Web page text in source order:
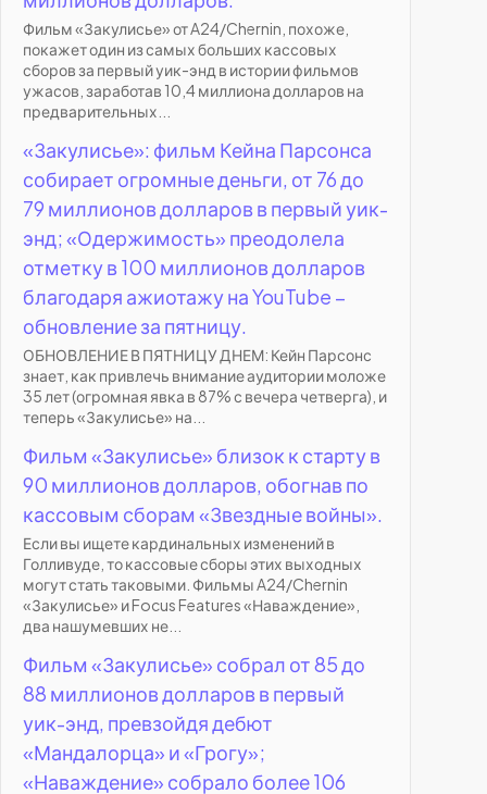
Фильм «Закулисье» от A24/Chernin, похоже,
покажет один из самых больших кассовых
сборов за первый уик-энд в истории фильмов
ужасов, заработав 10,4 миллиона долларов на
предварительных...
«Закулисье»: фильм Кейна Парсонса
собирает огромные деньги, от 76 до
79 миллионов долларов в первый уик-
энд; «Одержимость» преодолела
отметку в 100 миллионов долларов
благодаря ажиотажу на YouTube –
обновление за пятницу.
ОБНОВЛЕНИЕ В ПЯТНИЦУ ДНЕМ: Кейн Парсонс
знает, как привлечь внимание аудитории моложе
35 лет (огромная явка в 87% с вечера четверга), и
теперь «Закулисье» на...
Фильм «Закулисье» близок к старту в
90 миллионов долларов, обогнав по
кассовым сборам «Звездные войны».
Если вы ищете кардинальных изменений в
Голливуде, то кассовые сборы этих выходных
могут стать таковыми. Фильмы A24/Chernin
«Закулисье» и Focus Features «Наваждение»,
два нашумевших не...
Фильм «Закулисье» собрал от 85 до
88 миллионов долларов в первый
уик-энд, превзойдя дебют
«Мандалорца» и «Грогу»;
«Наваждение» собрало более 106